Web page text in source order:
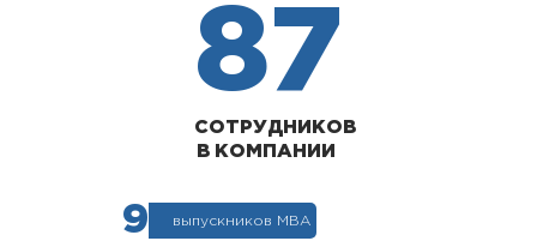
87
СОТРУДНИКОВ
В КОМПАНИИ
9 выпускников МВА